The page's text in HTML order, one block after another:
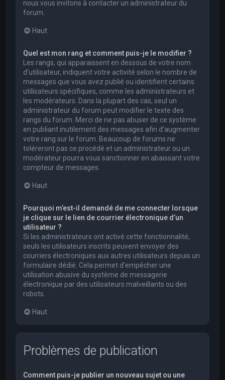
nous vous invitons à contacter un administrateur du
forum.
Haut
Quel est mon rang et comment puis-je le modifier ?
Les rangs, qui apparaissent en dessous de votre nom
d’utilisateur, indiquent votre activité selon le nombre de
messages que vous avez publié ou identifient certains
utilisateurs spécifiques, comme les administrateurs et
les modérateurs. Dans la plupart des cas, seul un
administrateur du forum peut modifier le texte des
rangs du forum. Merci de ne pas abuser de ce système
en publiant inutilement des messages afin d’augmenter
votre rang sur le forum. Beaucoup de forums ne
toléreront pas ce procédé et un administrateur ou un
modérateur pourra vous sanctionner en abaissant votre
compteur de messages.
Haut
Pourquoi m’est-il demandé de me connecter lorsque
je clique sur le lien de courrier électronique d’un
utilisateur ?
Si les administrateurs ont activé cette fonctionnalité,
seuls les utilisateurs inscrits peuvent envoyer des
courriers électroniques aux autres utilisateurs depuis un
formulaire dédié. Cela permet d’empêcher une
utilisation abusive du système de messagerie
électronique par des utilisateurs malveillants ou des
robots.
Haut
Problèmes de publication
Comment puis-je publier un nouveau sujet ou une